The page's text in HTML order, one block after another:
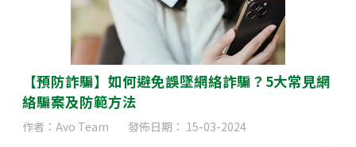
【預防詐騙】如何避免誤墜網絡詐騙？5大常見網
絡騙案及防範方法
作者：Avo Team 發佈日期： 15-03-2024